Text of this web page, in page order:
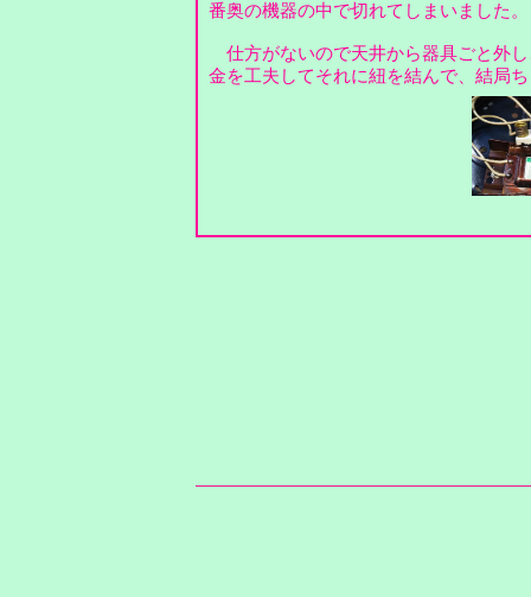
番奥の機器の中で切れてしまいました
仕方がないので天井から器具ごと外
金を工夫してそれに紐を結んで、結局